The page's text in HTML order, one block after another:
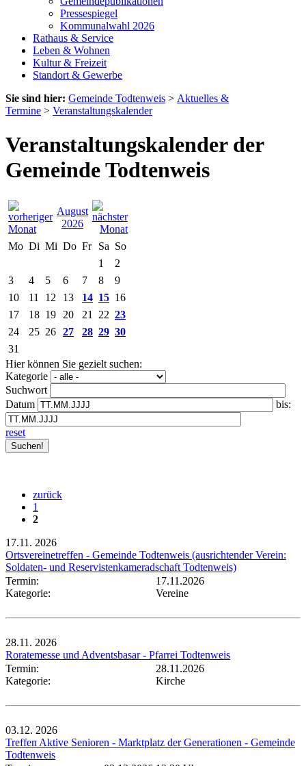
Pressespiegel
Kommunalwahl 2026
Rathaus & Service
Leben & Wohnen
Kultur & Freizeit
Standort & Gewerbe
Sie sind hier: Gemeinde Todtenweis > Aktuelles &
Termine > Veranstaltungskalender
Veranstaltungskalender der
Gemeinde Todtenweis
August
2026
Mo Di Mi Do Fr Sa So
1
2
3
4 5 6 7 8
9
10
11 12 13 14 15 16
17
18 19 20 21 22 23
24
25 26 27 28 29 30
31
Hier können Sie gezielt suchen:
Kategorie
Suchwort
Datum
bis:
reset
zurück
1
2
17.11. 2026
Ortsvereinetreffen - Gemeinde Todtenweis (ausrichtender Verein:
Soldaten- und Reservistenkameradschaft Todtenweis)
Termin:
17.11.2026
Kategorie:
Vereine
28.11. 2026
Roratemesse und Adventsbasar - Pfarrei Todtenweis
Termin:
28.11.2026
Kategorie:
Kirche
03.12. 2026
Treffen Aktive Senioren - Marktplatz der Generationen - Gemeinde
Todtenweis